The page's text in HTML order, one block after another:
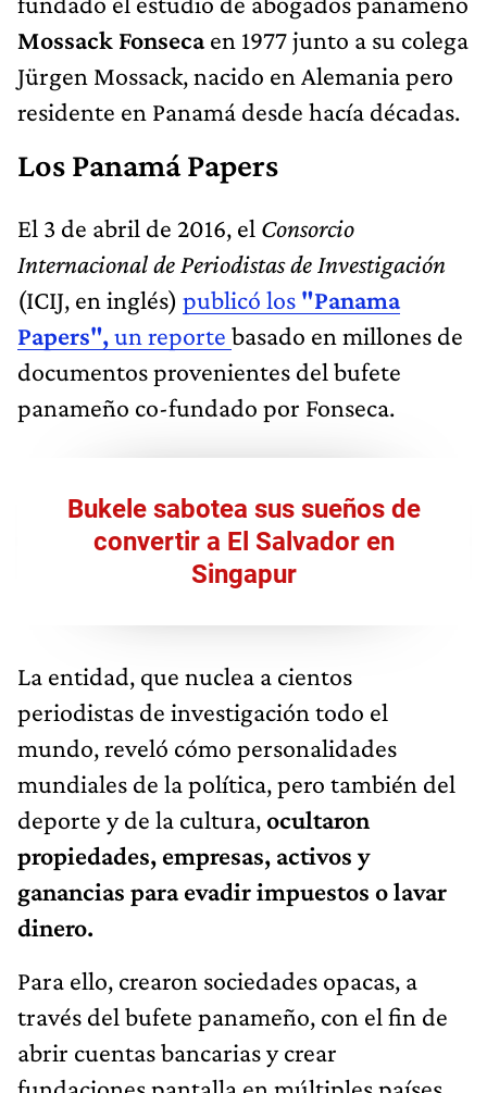
Mossack Fonsecaen 1977 junto a su colega
Jürgen Mossack, nacido en Alemania pero
residente en Panamá desde hacía décadas.
Los Panamá Papers
El 3 de abril de 2016, el Consorcio
Internacional de Periodistas de Investigación
(ICIJ, en inglés) publicó los "Panama
Papers",un reporte basado en millones de
documentos provenientes del bufete
panameño co-fundado por Fonseca.
Bukele sabotea sus sueños de
convertir a El Salvador en
Singapur
La entidad, que nuclea a cientos
periodistas de investigación todo el
mundo, reveló cómo personalidades
mundiales de la política, pero también del
deporte y de la cultura,ocultaron
propiedades, empresas, activos y
ganancias para evadir impuestos o lavar
dinero.
Para ello, crearon sociedades opacas, a
través del bufete panameño, con el fin de
abrir cuentas bancarias y crear